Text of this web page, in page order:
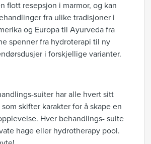
flott resepsjon i marmor, og kan
fra ulike tradisjoner i
og Europa til Ayurveda fra
spenner fra hydroterapi til ny
i forskjellige varianter.
suiter har alle hvert sitt
skifter karakter for å skape en
Hver behandlings- suite
hage eller hydrotherapy pool.